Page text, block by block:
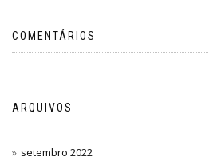
COMENTÁRIOS
ARQUIVOS
setembro 2022